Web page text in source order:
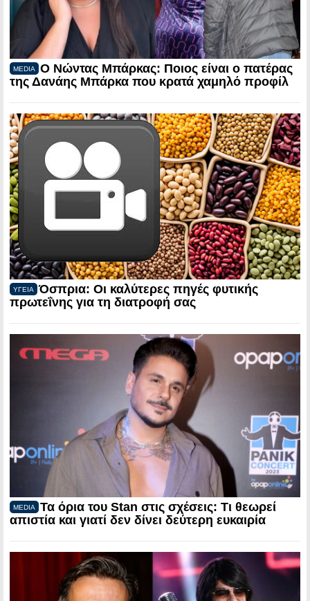
MEDIA
Ο Νώντας Μπάρκας: Ποιος είναι ο πατέρας
της Δανάης Μπάρκα που κρατά χαμηλό προφίλ
ΥΓΕΙΑ
Όσπρια: Οι καλύτερες πηγές φυτικής
πρωτεΐνης για τη διατροφή σας
MEDIA
Τα όρια του Stan στις σχέσεις: Τι θεωρεί
απιστία και γιατί δεν δίνει δεύτερη ευκαιρία